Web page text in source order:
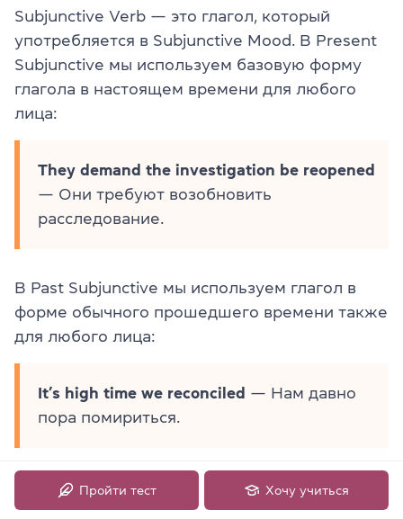
Subjunctive Verb — это глагол, который
употребляется в Subjunctive Mood. В Present
Subjunctive мы используем базовую форму
глагола в настоящем времени для любого
лица:
They demand the investigation be reopened
— Они требуют возобновить
расследование.
В Past Subjunctive мы используем глагол в
форме обычного прошедшего времени также
для любого лица:
It’s high time we reconciled — Нам давно
пора помириться.
Существуют ли в английском языке
Пройти тест Хочу учиться